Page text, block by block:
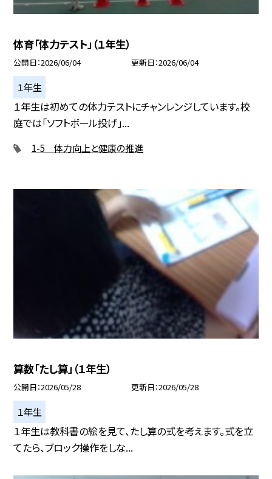
体育「体力テスト」（１年生）
公開日 2026/06/04 更新日 2026/06/04
１年生
１年生は初めての体力テストにチャンレンジしています。校
庭では「ソフトボール投げ」...
1-5 体力向上と健康の推進
算数「たし算」（１年生）
公開日 2026/05/28 更新日 2026/05/28
１年生
１年生は教科書の絵を見て、たし算の式を考えます。式を立
てたら、ブロック操作をしな...